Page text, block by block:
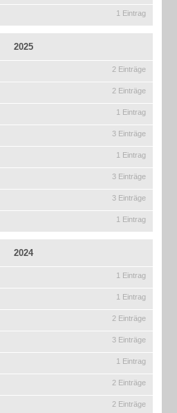
1 Eintrag
2025
2 Einträge
2 Einträge
1 Eintrag
3 Einträge
1 Eintrag
3 Einträge
3 Einträge
1 Eintrag
2024
1 Eintrag
1 Eintrag
2 Einträge
3 Einträge
1 Eintrag
2 Einträge
2 Einträge